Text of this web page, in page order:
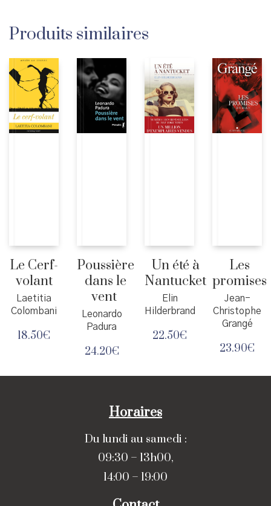
Produits similaires
Le Cerf-
volant
Laetitia
Colombani
18.50€
Poussière
dans le
vent
Leonardo
Padura
24.20€
Un été à
Nantucket
Elin
Hilderbrand
22.50€
Les
promises
Jean-
Christophe
Grangé
23.90€
Horaires
Du lundi au samedi :
09:30 – 13h00,
14:00 – 19:00